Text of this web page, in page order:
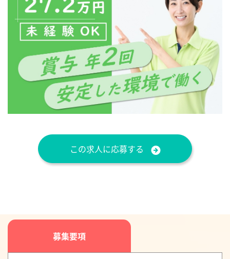
この求人に応募する
募集要項